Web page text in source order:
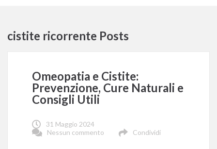
cistite ricorrente Posts
Omeopatia e Cistite:
Prevenzione, Cure Naturali e
Consigli Utili
31 Maggio 2024
Nessun commento
Condividi